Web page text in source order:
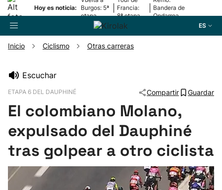
Hoy es noticia:
Burgos: 5ª
etapa
Francia:
8ª etapa
Bandera de
Ondarroa
ES
Pelota
Remo
Baloncesto
Inicio Ciclismo Otras carreras
Escuchar
ETAPA 6 DEL DAUPHINÉ Compartir Guardar
El colombiano Molano,
expulsado del Dauphiné
tras golpear a otro ciclista